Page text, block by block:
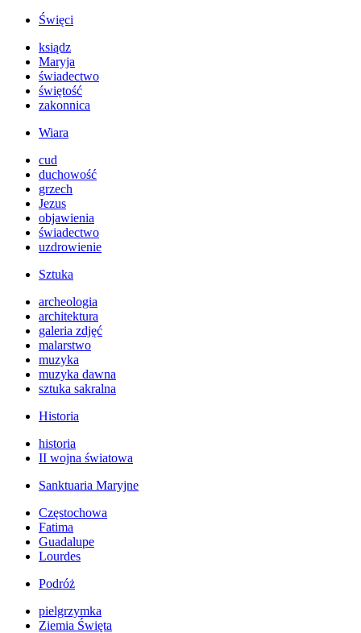
Święci
ksiądz
Maryja
świadectwo
świętość
zakonnica
Wiara
cud
duchowość
grzech
Jezus
objawienia
świadectwo
uzdrowienie
Sztuka
archeologia
architektura
galeria zdjęć
malarstwo
muzyka
muzyka dawna
sztuka sakralna
Historia
historia
II wojna światowa
Sanktuaria Maryjne
Częstochowa
Fatima
Guadalupe
Lourdes
Podróż
pielgrzymka
Ziemia Święta